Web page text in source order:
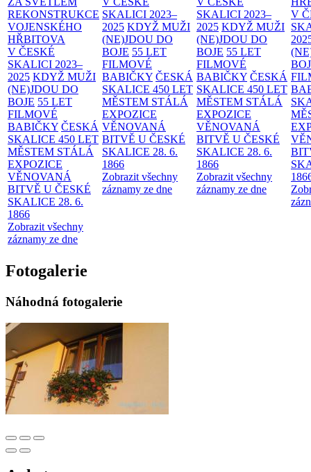
REKONSTRUKCE
VOJENSKÉHO
HŘBITOVA
V ČESKÉ
SKALICI 2023–
2025 KDYŽ MUŽI
(NE)JDOU DO
BOJE 55 LET
FILMOVÉ
BABIČKY ČESKÁ
SKALICE 450 LET
MĚSTEM STÁLÁ
EXPOZICE
VĚNOVANÁ
BITVĚ U ČESKÉ
SKALICE 28. 6.
1866
Zobrazit všechny
záznamy ze dne
SKALICI 2023–
2025 KDYŽ MUŽI
(NE)JDOU DO
BOJE 55 LET
FILMOVÉ
BABIČKY ČESKÁ
SKALICE 450 LET
MĚSTEM STÁLÁ
EXPOZICE
VĚNOVANÁ
BITVĚ U ČESKÉ
SKALICE 28. 6.
1866
Zobrazit všechny
záznamy ze dne
SKALICI 2023–
2025 KDYŽ MUŽI
(NE)JDOU DO
BOJE 55 LET
FILMOVÉ
BABIČKY ČESKÁ
SKALICE 450 LET
MĚSTEM STÁLÁ
EXPOZICE
VĚNOVANÁ
BITVĚ U ČESKÉ
SKALICE 28. 6.
1866
Zobrazit všechny
záznamy ze dne
V
Fotogalerie
Náhodná fotogalerie